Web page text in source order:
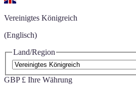
Vereinigtes Königreich
(Englisch)
Land/Region
GBP £ Ihre Währung